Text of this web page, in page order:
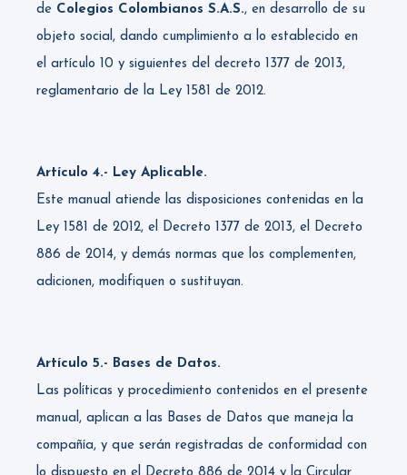
de Colegios Colombianos S.A.S., en desarrollo de su
objeto social, dando cumplimiento a lo establecido en
el artículo 10 y siguientes del decreto 1377 de 2013,
reglamentario de la Ley 1581 de 2012.
Artículo 4.- Ley Aplicable.
Este manual atiende las disposiciones contenidas en la
Ley 1581 de 2012, el Decreto 1377 de 2013, el Decreto
886 de 2014, y demás normas que los complementen,
adicionen, modifiquen o sustituyan.
Artículo 5.- Bases de Datos.
Las políticas y procedimiento contenidos en el presente
manual, aplican a las Bases de Datos que maneja la
compañía, y que serán registradas de conformidad con